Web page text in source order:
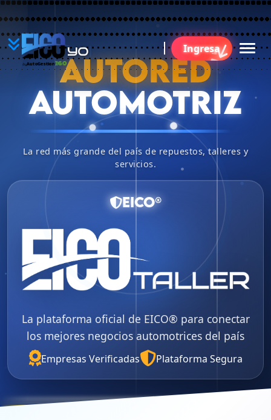
YO
BU
AutoGestion 360
Ingresa
AUTORED
AUTOMOTRIZ
La red más grande del país de repuestos, talleres y
servicios.
EICO®
La plataforma oficial de EICO® para conectar
los mejores negocios automotrices del país
Empresas Verificadas Plataforma Segura